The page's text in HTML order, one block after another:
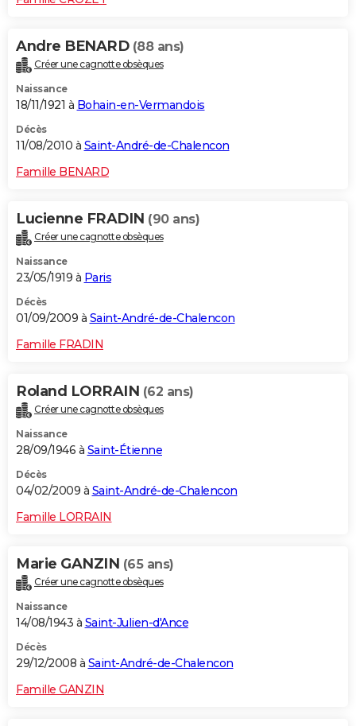
Andre BENARD (88 ans)
Créer une cagnotte obsèques
Naissance
18/11/1921 à Bohain-en-Vermandois
Décès
11/08/2010 à Saint-André-de-Chalencon
Famille BENARD
Lucienne FRADIN (90 ans)
Créer une cagnotte obsèques
Naissance
23/05/1919 à Paris
Décès
01/09/2009 à Saint-André-de-Chalencon
Famille FRADIN
Roland LORRAIN (62 ans)
Créer une cagnotte obsèques
Naissance
28/09/1946 à Saint-Étienne
Décès
04/02/2009 à Saint-André-de-Chalencon
Famille LORRAIN
Marie GANZIN (65 ans)
Créer une cagnotte obsèques
Naissance
14/08/1943 à Saint-Julien-d'Ance
Décès
29/12/2008 à Saint-André-de-Chalencon
Famille GANZIN